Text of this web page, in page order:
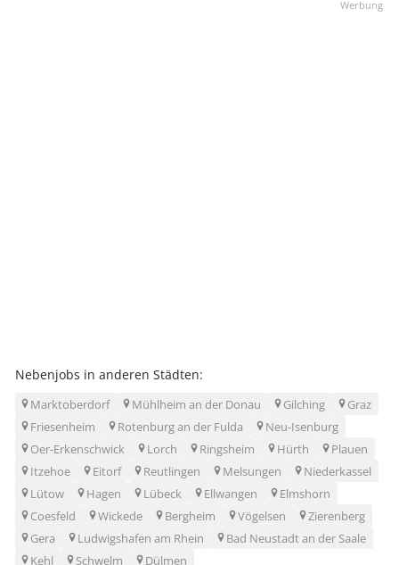
Nebenjobs in anderen Städten:
Marktoberdorf Mühlheim an der Donau Gilching
Graz
Friesenheim
Rotenburg an der Fulda
Neu-Isenburg
Oer-Erkenschwick
Lorch Ringsheim Hürth
Plauen
Itzehoe
Eitorf Reutlingen Melsungen
Niederkassel
Lütow
Hagen Lübeck Ellwangen
Elmshorn
Coesfeld
Wickede Bergheim Vögelsen
Zierenberg
Gera
Ludwigshafen am Rhein
Bad Neustadt an der Saale
Kehl
Schwelm
Dülmen